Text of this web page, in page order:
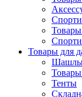
Товары для
Тенты